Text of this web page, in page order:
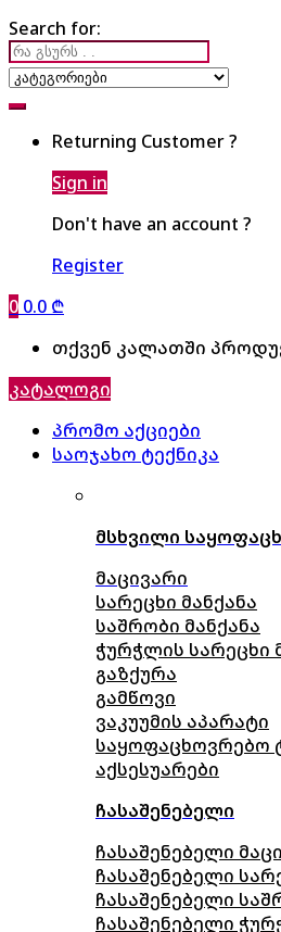
Search for:
Returning Customer ?
Sign in
Don't have an account ?
Register
0 0.0 ₾
თქვენ კალათში
კატალოგი
პრომო აქციები
საოჯახო ტექნიკა
მსხვილი
მაცივარი
სარეცხი მანქანა
საშრობი მანქანა
ჭურჭლის სარეცხი
გაზქურა
გამწოვი
ვაკუუმის აპარატი
საყოფაცხოვრებო
აქსესუარები
ჩასაშენებელი
ჩასაშენებელი
ჩასაშენებელი
ჩასაშენებელი
ჩასაშენებელი